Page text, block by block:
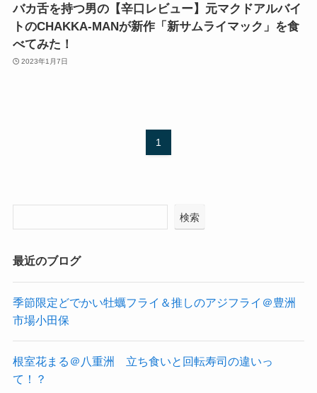
バカ舌を持つ男の【辛口レビュー】元マクドアルバイ
トのCHAKKA-MANが新作「新サムライマック」を食
べてみた！
2023年1月7日
1
検索
最近のブログ
季節限定どでかい牡蠣フライ＆推しのアジフライ＠豊洲
市場小田保
根室花まる＠八重洲 立ち食いと回転寿司の違いっ
て！？